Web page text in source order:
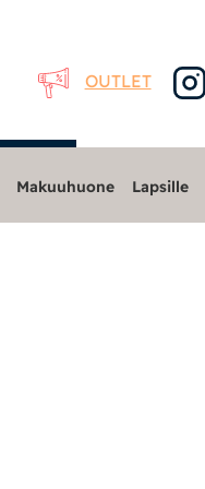
OUTLET
Makuuhuone Lapsille